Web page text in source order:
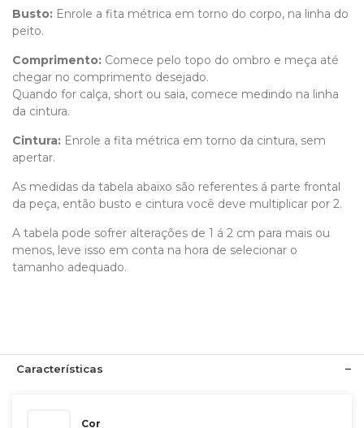
Busto: Enrole a fita métrica em torno do corpo, na linha do
peito.
Comprimento: Comece pelo topo do ombro e meça até
chegar no comprimento desejado.
Quando for calça, short ou saia, comece medindo na linha
da cintura.
Cintura: Enrole a fita métrica em torno da cintura, sem
apertar.
As medidas da tabela abaixo são referentes á parte frontal
da peça, então busto e cintura você deve multiplicar por 2.
A tabela pode sofrer alterações de 1 á 2 cm para mais ou
menos, leve isso em conta na hora de selecionar o
tamanho adequado.
Características
Cor